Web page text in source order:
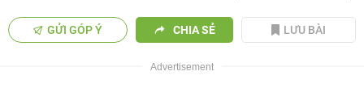
GỬI GÓP Ý CHIA SẺ LƯU BÀI